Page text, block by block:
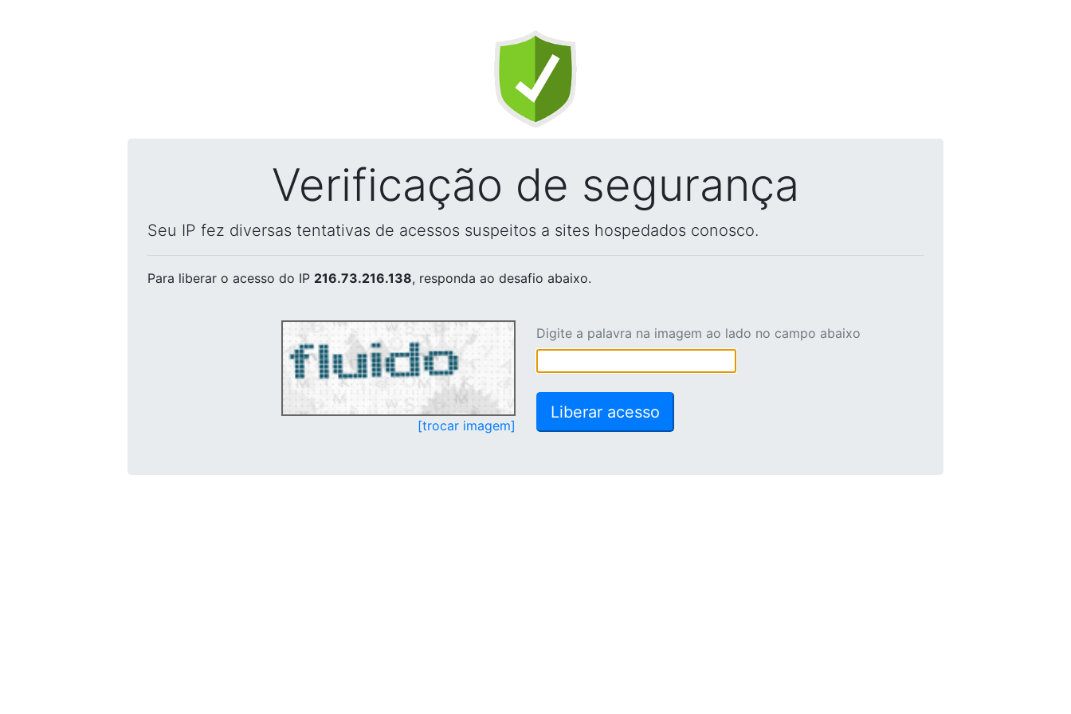
Verificação de segurança
Seu IP fez diversas tentativas de acessos suspeitos a sites hospedados conosco.
Para liberar o acesso do IP 216.73.216.138, responda ao desafio abaixo.
[trocar imagem]
Digite a palavra na imagem ao lado no campo abaixo